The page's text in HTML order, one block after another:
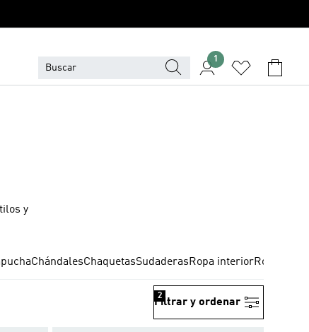
1
y
ChándalesChaquetasSudaderasRopa interiorRopa
Filtrar y ordenar
2